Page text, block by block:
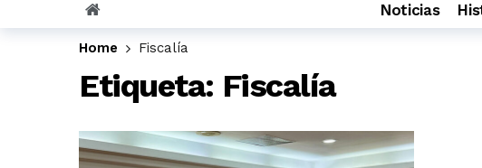
Noticias para migrantes Ecuatorianos
Noticias para migrantes Ecuatorianos Culminan
Noticias
Home Fiscalía
Etiqueta: Fiscalía